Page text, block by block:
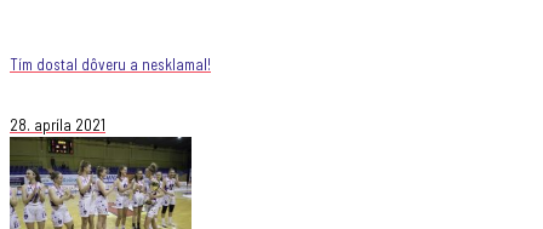
Tím dostal dôveru a nesklamal!
28. apríla 2021